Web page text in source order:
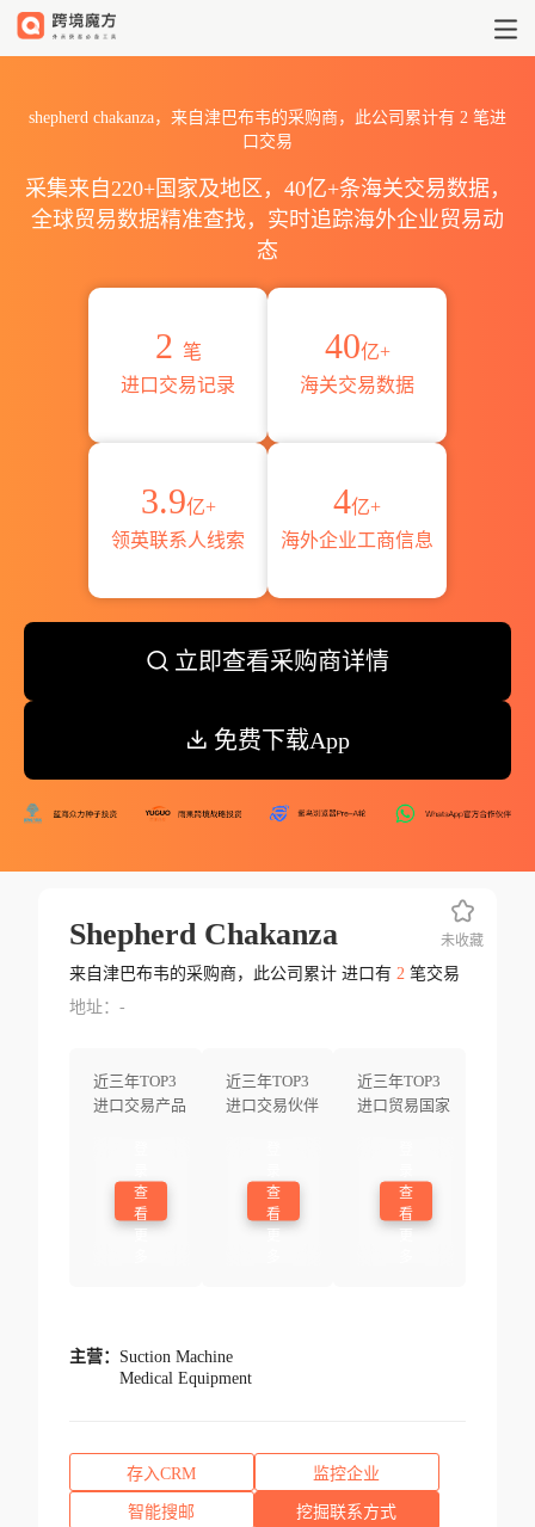
shepherd chakanza，来自津巴布韦的采购商，此公司累计有 2 笔进
口交易
采集来自220+国家及地区，40亿+条海关交易数据，
全球贸易数据精准查找，实时追踪海外企业贸易动
态
2 笔
进口交易记录
40亿+
海关交易数据
3.9亿+
领英联系人线索
4亿+
海外企业工商信息
立即查看采购商详情
免费下载App
Shepherd Chakanza
来自津巴布韦的采购商，此公司累计 进口有 2笔交易
地址：-
近三年TOP3
进口交易产品
查
看
近三年TOP3
进口交易伙伴
查
看
近三年TOP3
进口贸易国家
查
看
未收藏
主营： Suction Machine
Medical Equipment
存入CRM 监控企业
智能搜邮 挖掘联系方式